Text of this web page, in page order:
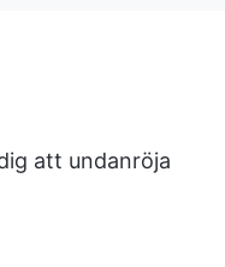
att undanröja